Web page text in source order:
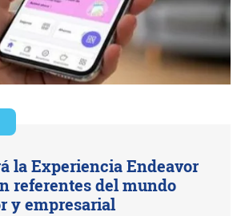
la Experiencia Endeavor
referentes del mundo
y empresarial